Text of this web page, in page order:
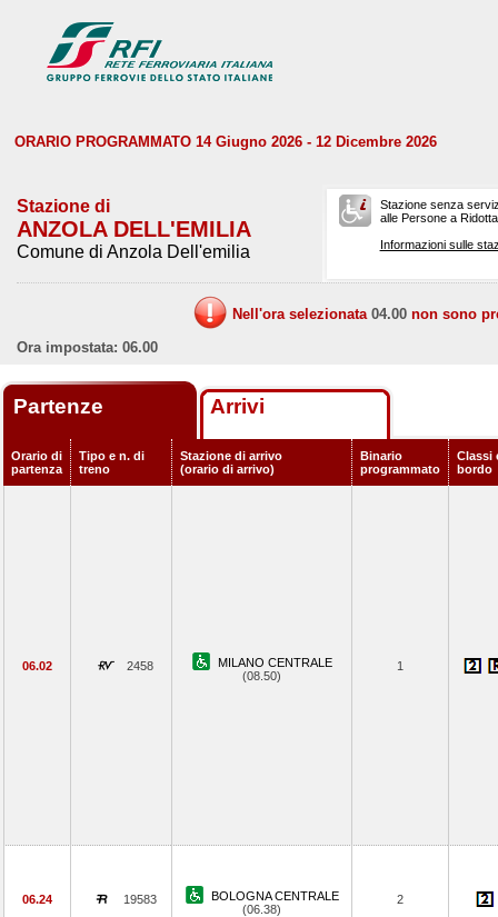
ORARIO PROGRAMMATO 14 Giugno 2026 - 12 Dicembre 2026
Stazione di
ANZOLA DELL'EMILIA
Comune di Anzola Dell'emilia
Stazione senza
alle Persone a
Informazioni sulle
Nell'ora selezionata 04.00 non sono
Ora impostata: 06.00
Partenze Arrivi
Orario di
partenza
Tipo e n. di
treno
Stazione di arrivo
(orario di arrivo)
Binario
programmato
Classi
bordo
06.02 2458
MILANO CENTRALE
(08.50)
1
06.24 19583
BOLOGNA CENTRALE
(06.38)
2